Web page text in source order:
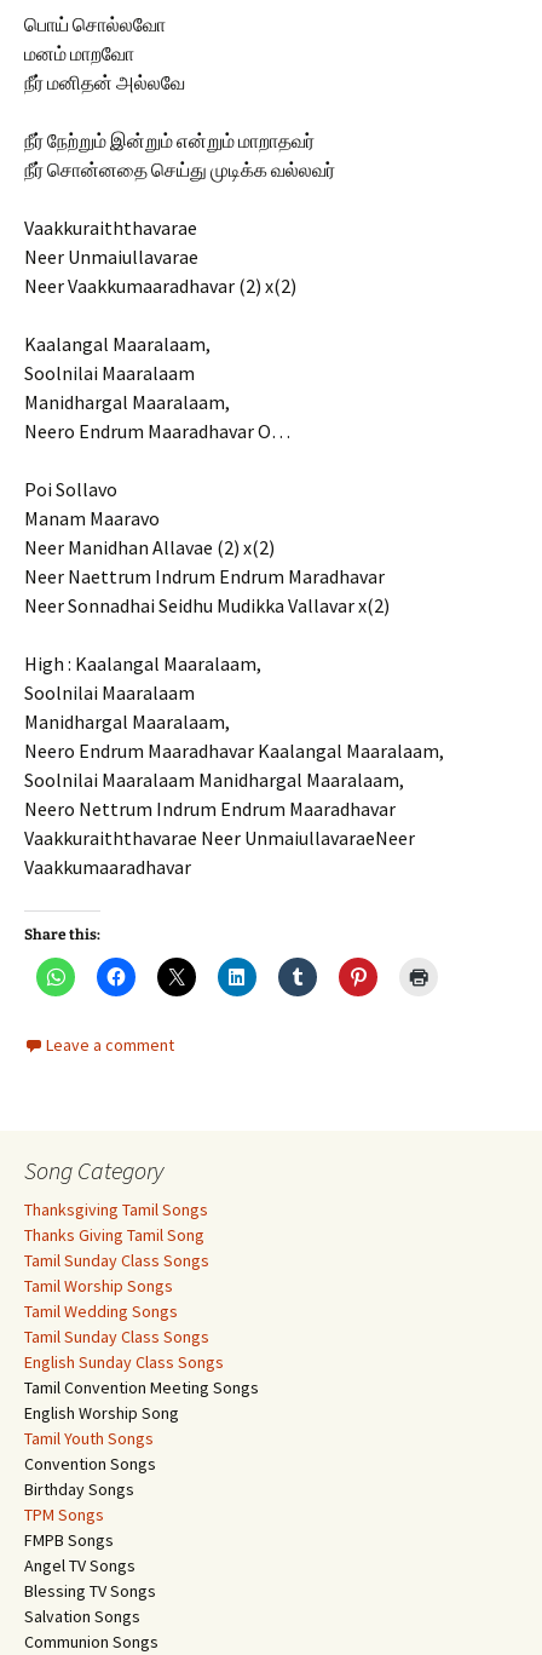
பொய் சொல்லவோ
மனம் மாறவோ
நீர் மனிதன் அல்லவே
நீர் நேற்றும் இன்றும் என்றும் மாறாதவர்
நீர் சொன்னதை செய்து முடிக்க வல்லவர்
Vaakkuraiththavarae
Neer Unmaiullavarae
Neer Vaakkumaaradhavar (2) x(2)
Kaalangal Maaralaam,
Soolnilai Maaralaam
Manidhargal Maaralaam,
Neero Endrum Maaradhavar O…
Poi Sollavo
Manam Maaravo
Neer Manidhan Allavae (2) x(2)
Neer Naettrum Indrum Endrum Maradhavar
Neer Sonnadhai Seidhu Mudikka Vallavar x(2)
High : Kaalangal Maaralaam,
Soolnilai Maaralaam
Manidhargal Maaralaam,
Neero Endrum Maaradhavar Kaalangal Maaralaam,
Soolnilai Maaralaam Manidhargal Maaralaam,
Neero Nettrum Indrum Endrum Maaradhavar
Vaakkuraiththavarae Neer UnmaiullavaraeNeer
Vaakkumaaradhavar
Share this:
Leave a comment
Song Category
Thanksgiving Tamil Songs
Thanks Giving Tamil Song
Tamil Sunday Class Songs
Tamil Worship Songs
Tamil Wedding Songs
Tamil Sunday Class Songs
English Sunday Class Songs
Tamil Convention Meeting Songs
English Worship Song
Tamil Youth Songs
Convention Songs
Birthday Songs
TPM Songs
FMPB Songs
Angel TV Songs
Blessing TV Songs
Salvation Songs
Communion Songs